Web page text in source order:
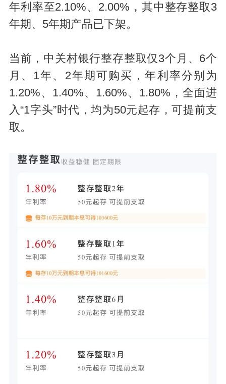
年利率至2.10%、2.00%，其中整存整取3
年期、5年期产品已下架。
当前，中关村银行整存整取仅3个月、6个
月、1年、2年期可购买，年利率分别为
1.20%、1.40%、1.60%、1.80%，全面进
入“1字头”时代，均为50元起存，可提前支
取。